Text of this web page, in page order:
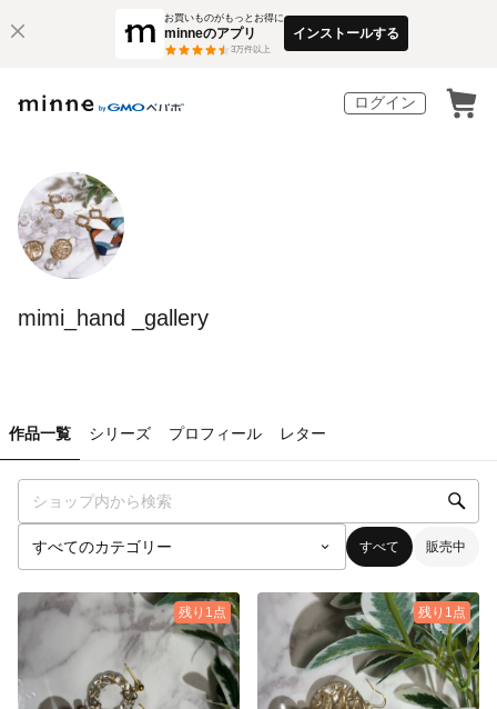
お買いものがもっとお得に
minneのアプリ
3万件以上
インストールする
ログイン
mimi_hand _gallery
作品一覧 シリーズ プロフィール レター
すべて 販売中
残り1点 残り1点